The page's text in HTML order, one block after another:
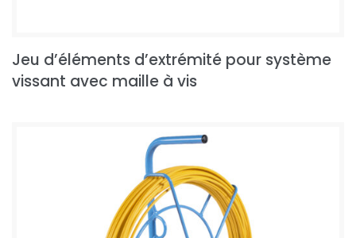
Jeu d’éléments d’extrémité pour système
vissant avec maille à vis